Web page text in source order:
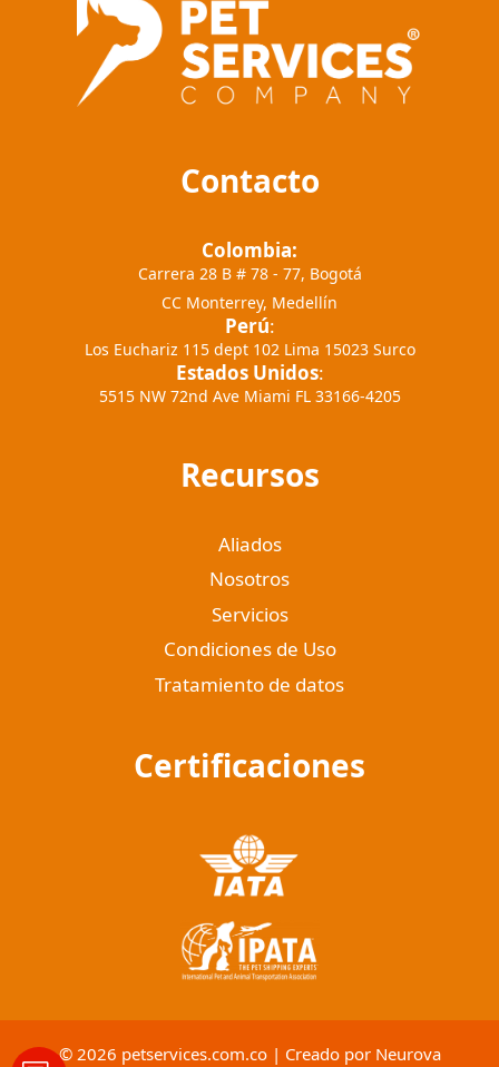
Contacto
Colombia:
Carrera 28 B # 78 - 77, Bogotá
CC Monterrey, Medellín
Perú:
Los Euchariz 115 dept 102 Lima 15023 Surco
Estados Unidos:
5515 NW 72nd Ave Miami FL 33166-4205
Recursos
Aliados
Nosotros
Servicios
Condiciones de Uso
Tratamiento de datos
Certificaciones
© 2026 petservices.com.co | Creado por Neurova